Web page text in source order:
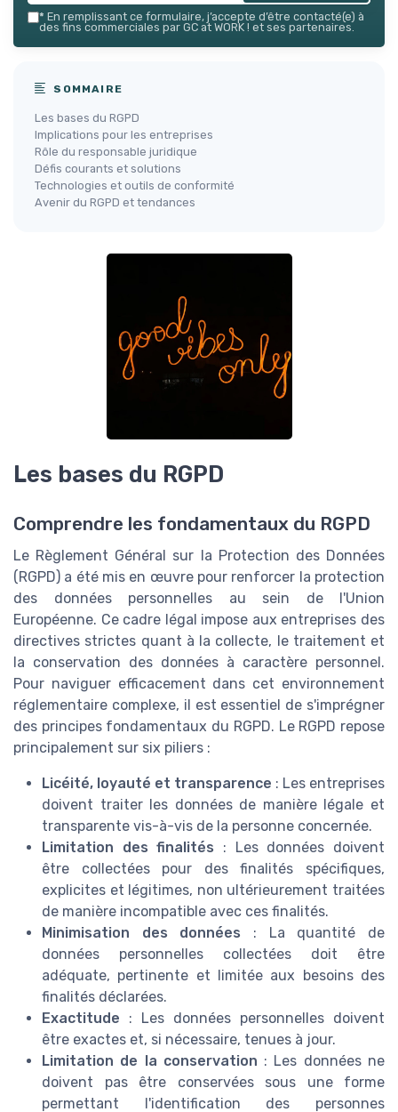
* En remplissant ce formulaire, j’accepte d’être contacté(e) à
des fins commerciales par GC at WORK ! et ses partenaires.
SOMMAIRE
Les bases du RGPD
Implications pour les entreprises
Rôle du responsable juridique
Défis courants et solutions
Technologies et outils de conformité
Avenir du RGPD et tendances
Les bases du RGPD
Comprendre les fondamentaux du RGPD
Le Règlement Général sur la Protection des Données
(RGPD) a été mis en œuvre pour renforcer la protection
des données personnelles au sein de l'Union
Européenne. Ce cadre légal impose aux entreprises des
directives strictes quant à la collecte, le traitement et
la conservation des données à caractère personnel.
Pour naviguer efficacement dans cet environnement
réglementaire complexe, il est essentiel de s'imprégner
des principes fondamentaux du RGPD. Le RGPD repose
principalement sur six piliers :
Licéité, loyauté et transparence : Les entreprises
doivent traiter les données de manière légale et
transparente vis-à-vis de la personne concernée.
Limitation des finalités : Les données doivent
être collectées pour des finalités spécifiques,
explicites et légitimes, non ultérieurement traitées
de manière incompatible avec ces finalités.
Minimisation des données : La quantité de
données personnelles collectées doit être
adéquate, pertinente et limitée aux besoins des
finalités déclarées.
Exactitude : Les données personnelles doivent
être exactes et, si nécessaire, tenues à jour.
Limitation de la conservation : Les données ne
doivent pas être conservées sous une forme
permettant l'identification des personnes